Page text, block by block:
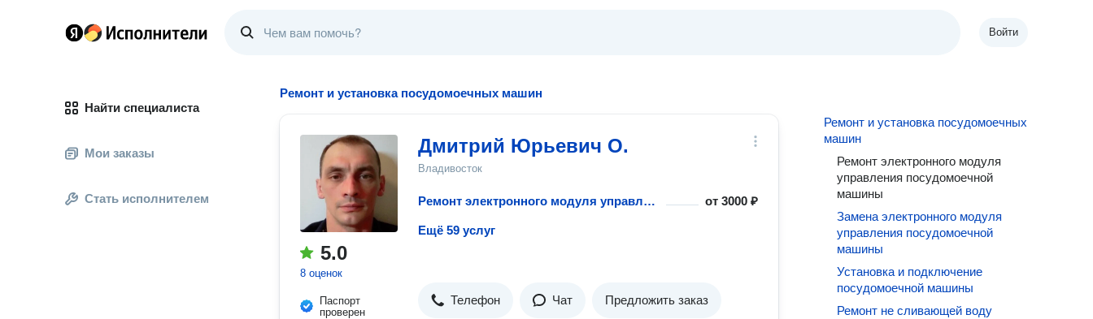
Войти
Найти специалиста
Мои заказы
Стать исполнителем
Ремонт и установка посудомоечных машин
5.0
8 оценок
Паспорт
проверен
Дмитрий Юрьевич О.
Владивосток
Ремонт электронного модуля управления посудомоечной машины от3000 ₽
Ещё 59 услуг
Телефон Чат Предложить заказ
Ремонт и установка посудомоечных
машин
Ремонт электронного модуля
управления посудомоечной
машины
Замена электронного модуля
управления посудомоечной
машины
Установка и подключение
посудомоечной машины
Ремонт не сливающей воду